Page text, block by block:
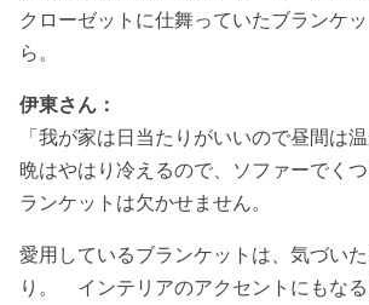
クローゼットに仕舞っていたブランケ
ら。
伊東さん：
「我が家は日当たりがいいので昼間は
晩はやはり冷えるので、ソファーでく
ランケットは欠かせません。
愛用しているブランケットは、気づい
り。 インテリアのアクセントにもな